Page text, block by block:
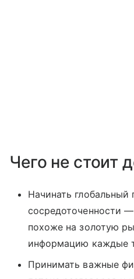
Чего не стоит
Начинать
сосредоточенности
похоже на золотую
информацию каждые
Принимать важные